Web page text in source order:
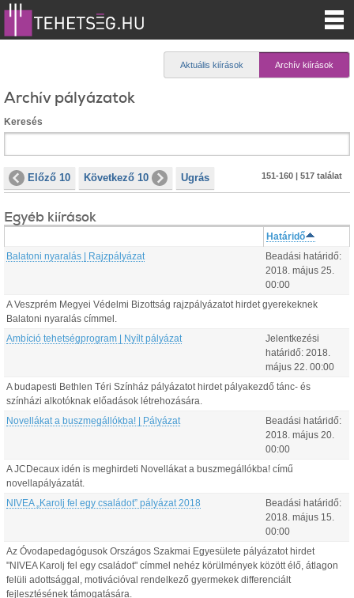
Aktuális kiírások Archív kiírások
Archív pályázatok
Keresés
Előző 10 Következő 10 Ugrás 151-160 | 517 találat
Egyéb kiírások
Határidő
Balatoni nyaralás | Rajzpályázat
Beadási határidő:
2018. május 25
00:00
A Veszprém Megyei Védelmi Bizottság rajzpályázatot hirdet gyerekeknek
Balatoni nyaralás címmel.
Ambíció tehetségprogram | Nyílt pályázat
Jelentkezési
határidő: 2018.
május 22 00:00
A budapesti Bethlen Téri Színház pályázatot hirdet pályakezdő tánc- és
színházi alkotóknak előadások létrehozására.
Novellákat a buszmegállókba! | Pályázat
Beadási határidő:
2018. május 20
00:00
A JCDecaux idén is meghirdeti Novellákat a buszmegállókba! című
novellapályázatát.
NIVEA „Karolj fel egy családot” pályázat 2018
Beadási határidő:
2018. május 15
00:00
Az Óvodapedagógusok Országos Szakmai Egyesülete pályázatot hirdet
"NIVEA Karolj fel egy családot" címmel nehéz körülmények között élő, átlagon
felüli adottsággal, motivációval rendelkező gyermekek differenciált
fejlesztésének támogatására.